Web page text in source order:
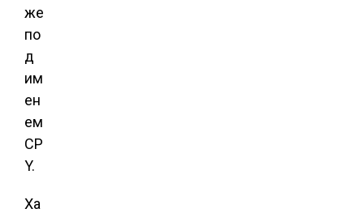
же
по
д
им
ен
ем
CP
Y.
Ха